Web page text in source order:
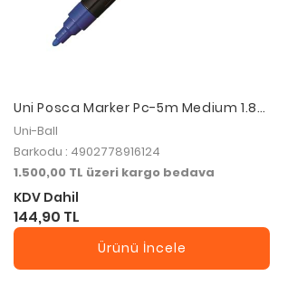
Uni Posca Marker Pc-5m Medium 1.8-
2.5 Mm Blue
Uni-Ball
Barkodu : 4902778916124
1.500,00 TL üzeri kargo bedava
KDV Dahil
144,90 TL
Ürünü İncele